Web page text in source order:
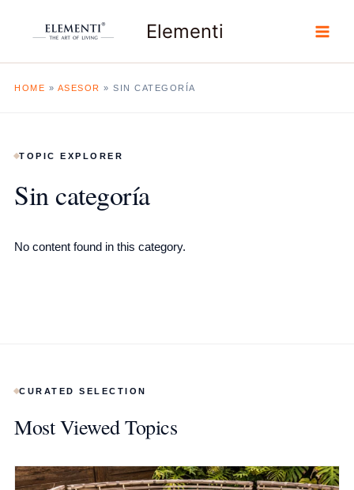
Elementi
HOME » ASESOR » SIN CATEGORÍA
TOPIC EXPLORER
Sin categoría
No content found in this category.
CURATED SELECTION
Most Viewed Topics